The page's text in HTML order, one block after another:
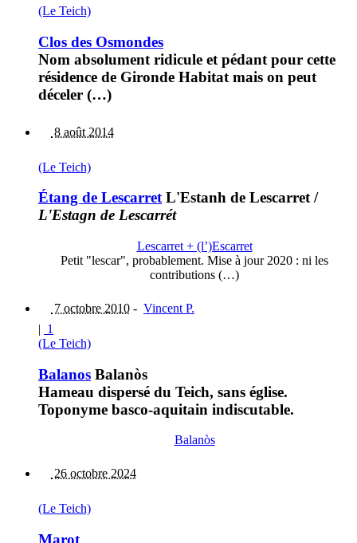
(Le Teich)
Clos des Osmondes
Nom absolument ridicule et pédant pour cette
résidence de Gironde Habitat mais on peut
déceler (…)
8 août 2014
(Le Teich)
Étang de LescarretL'Estanh de Lescarret/
L'Estagn de Lescarrét
Lescarret + (l’)Escarret
Petit "lescar", probablement. Mise à jour 2020 : ni les
contributions (…)
7 octobre 2010 - Vincent P.
| 1
(Le Teich)
Balanos Balanòs
Hameau dispersé du Teich, sans église.
Toponyme basco-aquitain indiscutable.
Balanòs
26 octobre 2024
(Le Teich)
Marot